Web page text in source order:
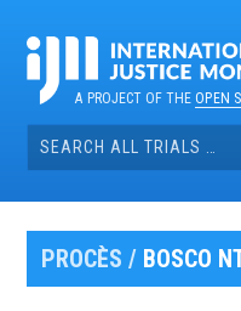
contentA PROJECT OF THEOPEN
Search
for:
PROCÈS / BOSCO